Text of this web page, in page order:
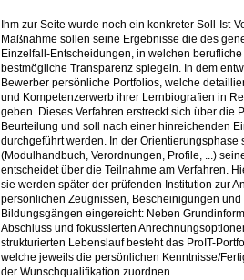
Ihm zur Seite wurde noch ein konkreter Soll-Ist-
Maßnahme sollen seine Ergebnisse die des
Einzelfall-Entscheidungen, in welchen
bestmögliche Transparenz spiegeln. In dem
Bewerber persönliche Portfolios, welche
und Kompetenzerwerb ihrer Lernbiografien in
geben. Dieses Verfahren erstreckt sich über die
Beurteilung und soll nach einer hinreichenden
durchgeführt werden. In der
(Modulhandbuch, Verordnungen, Profile, ...)
entscheidet über die Teilnahme am Verfahren.
sie werden später der prüfenden Institution zur
persönlichen Zeugnissen, Bescheinigungen
Bildungsgängen eingereicht: Neben
Abschluss und fokussierten
strukturierten Lebenslauf besteht das ProIT-
welche jeweils die persönlichen Kenntnisse/
der Wunschqualifikation zuordnen.